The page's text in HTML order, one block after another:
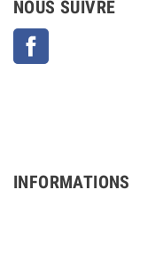
NOUS SUIVRE
INFORMATIONS